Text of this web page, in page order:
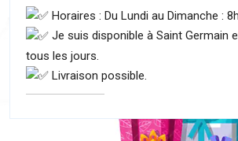
Horaires : Du Lundi au Dimanche :
Je suis disponible à Saint Germain
tous les jours.
Livraison possible.